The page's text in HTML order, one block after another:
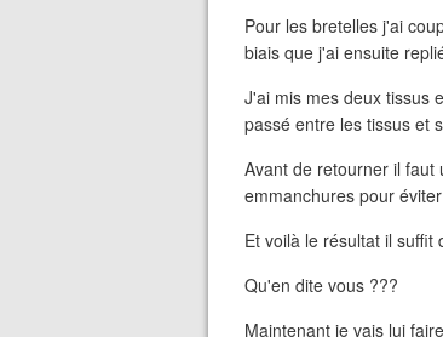
Pour les bretelles j'ai
biais que j'ai ensuite
J'ai mis mes deux tissus
passé entre les tissus et
Avant de retourner il faut
emmanchures pour
Et voilà le résultat il
Qu'en dite vous ???
Maintenant je vais lui